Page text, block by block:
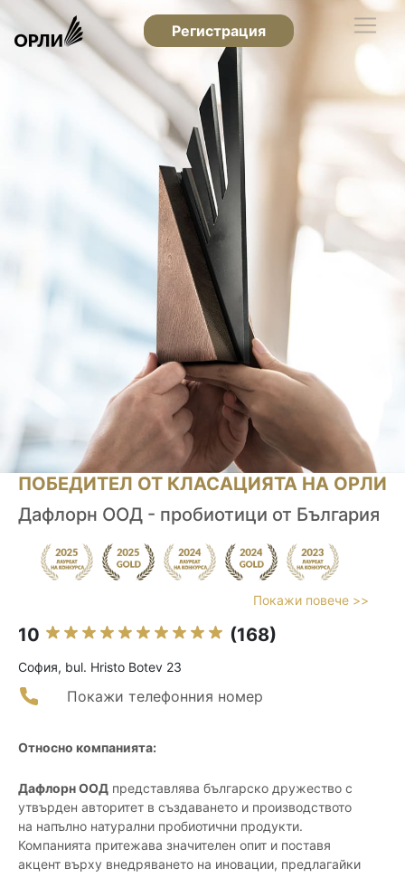
Регистрация
ПОБЕДИТЕЛ ОТ КЛАСАЦИЯТА НА ОРЛИ
Дафлорн ООД - пробиотици от България
Покажи повече >>
10 (168)
София, bul. Hristo Botev 23
Покажи телефонния номер
Относно компанията:
Дафлорн ООД представлява българско дружество с
утвърден авторитет в създаването и производството
на напълно натурални пробиотични продукти.
Компанията притежава значителен опит и поставя
акцент върху внедряването на иновации, предлагайки